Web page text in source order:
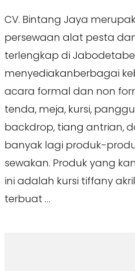
CV. Bintang Jaya
persewaan alat pesta
terlengkap di
menyediakanberbagai
acara formal dan non
tenda, meja, kursi,
backdrop, tiang antrian,
banyak lagi produk-
sewakan. Produk yang
ini adalah kursi tiffany
terbuat …